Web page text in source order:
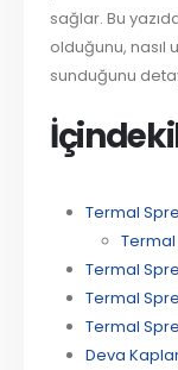
sağlar. Bu
olduğunu, nasıl
sunduğunu
Termal
Termal
Termal
Termal
Deva